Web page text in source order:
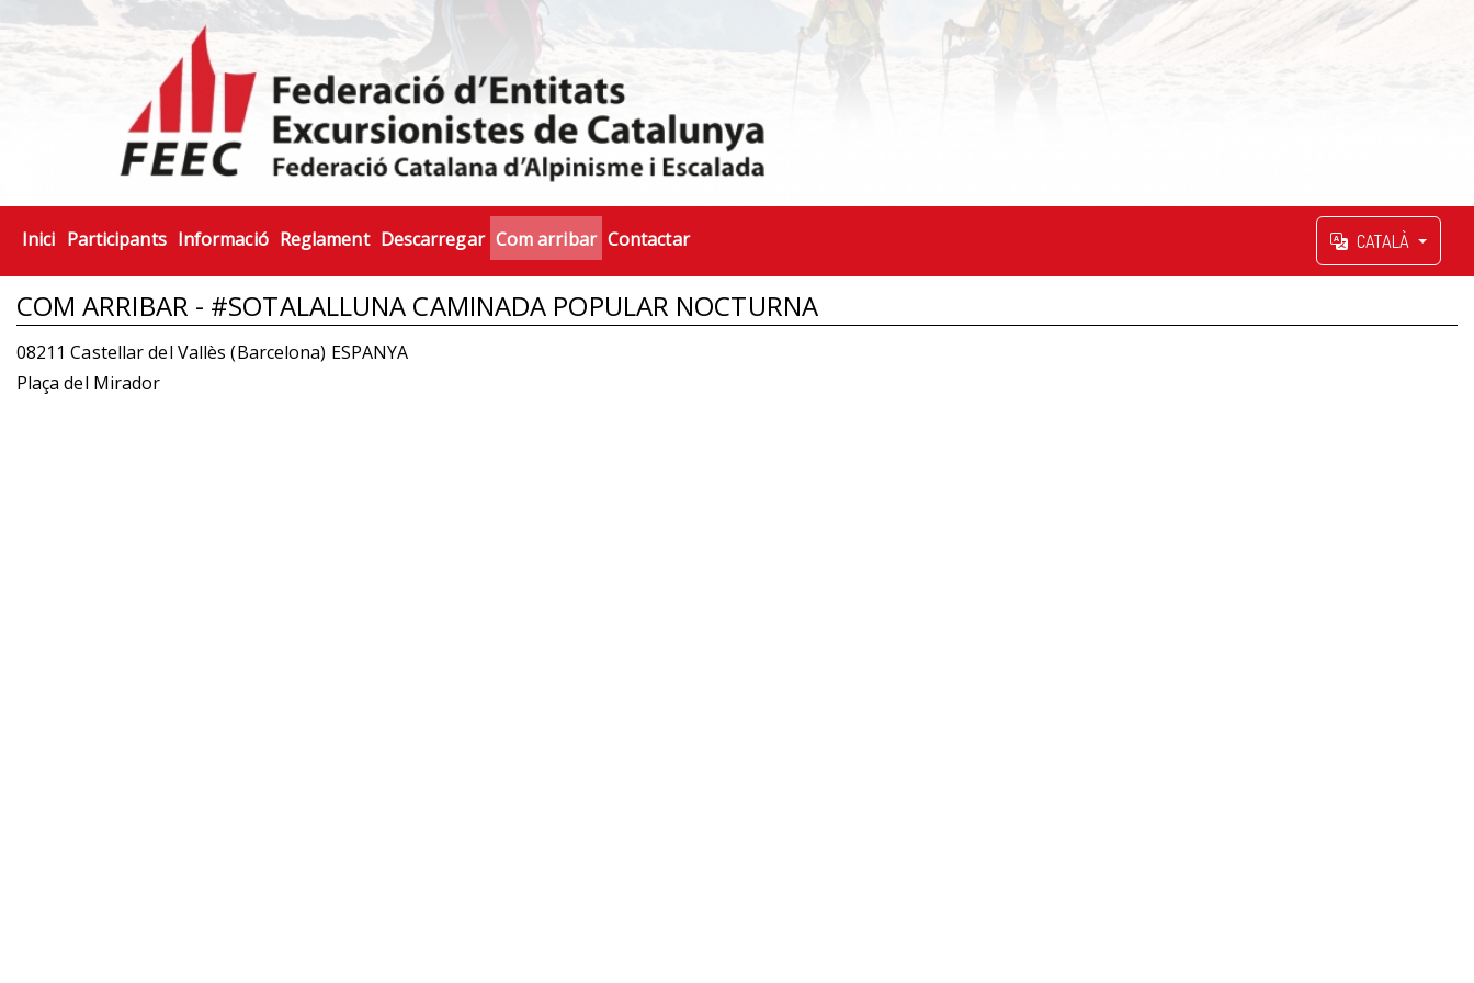
Inici Participants Informació Reglament Descarregar Com arribar Contactar CATALÀ
COM ARRIBAR - #SOTALALLUNA CAMINADA POPULAR NOCTURNA
08211 Castellar del Vallès (Barcelona) ESPANYA
Plaça del Mirador